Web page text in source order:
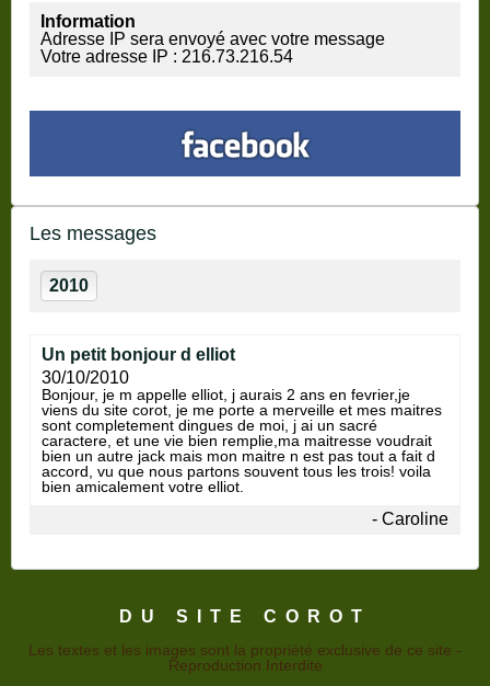
Information
Adresse IP sera envoyé avec votre message
Votre adresse IP : 216.73.216.54
Les messages
2010
un petit bonjour d elliot
30/10/2010
bonjour, je m appelle elliot, j aurais 2 ans en fevrier,je
viens du site corot, je me porte a merveille et mes maitres
sont completement dingues de moi, j ai un sacré
caractere, et une vie bien remplie,ma maitresse voudrait
bien un autre jack mais mon maitre n est pas tout a fait d
accord, vu que nous partons souvent tous les trois! voila
bien amicalement votre elliot.
- Caroline
DU SITE COROT
Les textes et les images sont la propriété exclusive de ce site -
Reproduction Interdite